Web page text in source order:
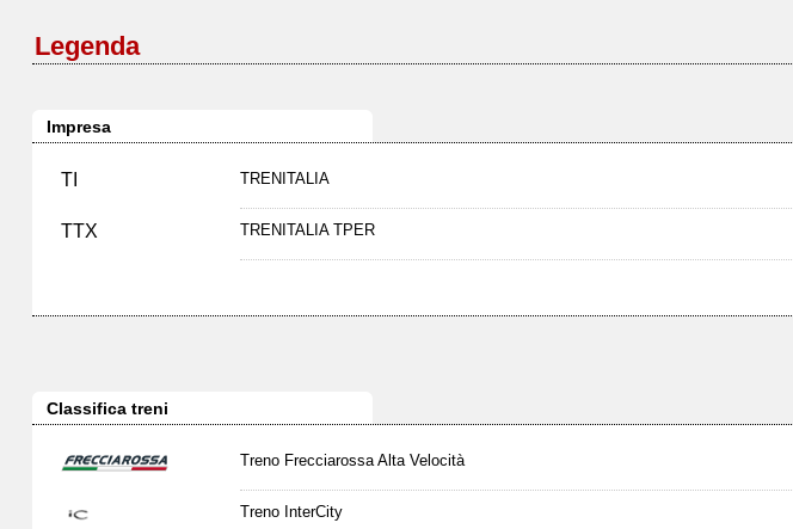
Legenda
Impresa
TI TRENITALIA
TTX TRENITALIA TPER
Classifica treni
Treno Frecciarossa Alta Velocità
Treno InterCity